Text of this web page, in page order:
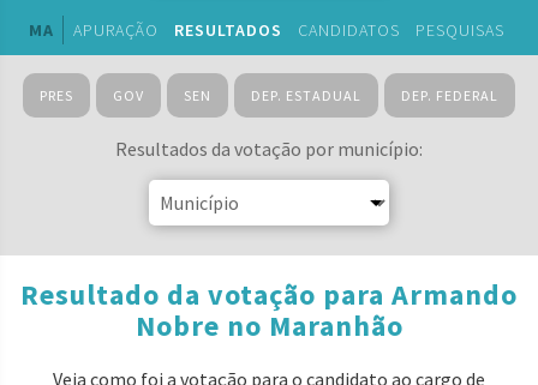
MA APURAÇÃO RESULTADOS CANDIDATOS PESQUISAS
PRES GOV SEN DEP. ESTADUAL DEP. FEDERAL
Resultados da votação por município:
Resultado da votação para Armando
Nobre no Maranhão
Veja como foi a votação para o candidato ao cargo de